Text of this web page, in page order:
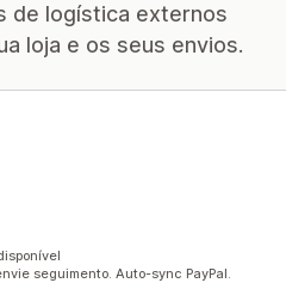
de logística externos
loja e os seus envios.
seguimento. Auto-sync PayPal.